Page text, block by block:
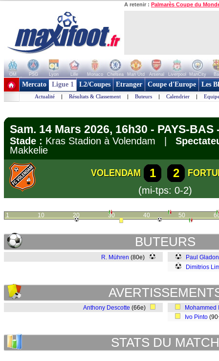
A retenir : Palmarès Coupe du
OM PSG Lyon Lille Monaco Chelsea Man Utd Arsenal Liverpool ManCity
+ de clubs
Mercato Ligue 1 L2/Coupes Etranger Coupe d'Europe Les
Actualité | Résultats & Classement | Buteurs | Calendrier |
Sam. 14 Mars 2026, 16h30 - PAYS-
Stade : Kras Stadion à Volendam |
Makkelie
VOLENDAM 1 2
(mi-tps: 0-2)
1 10 20 30 40 50
BUTEURS
R. Mühren (80e)
Paul Gladon
Dimitrios
Anthony Descotte (66e)
Mohammed
Ivo Pinto
STATS DU MATCH